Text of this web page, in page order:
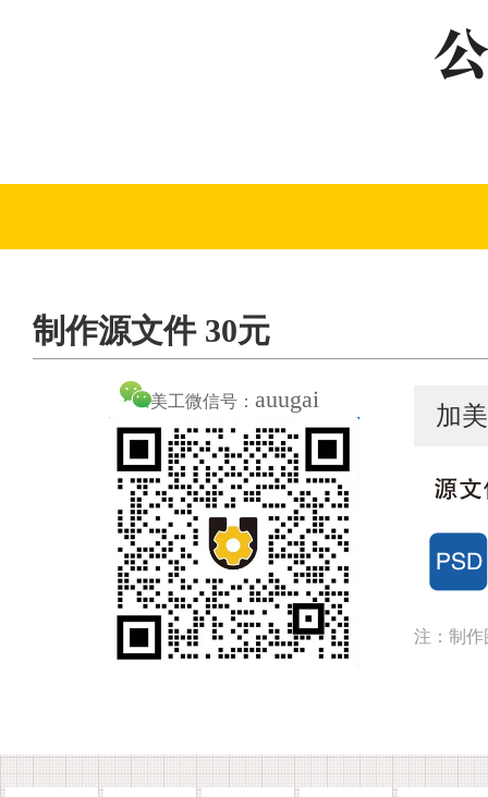
制作源文件 30元
美工微信号： auugai
加
注：制作